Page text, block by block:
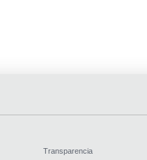
Transparencia